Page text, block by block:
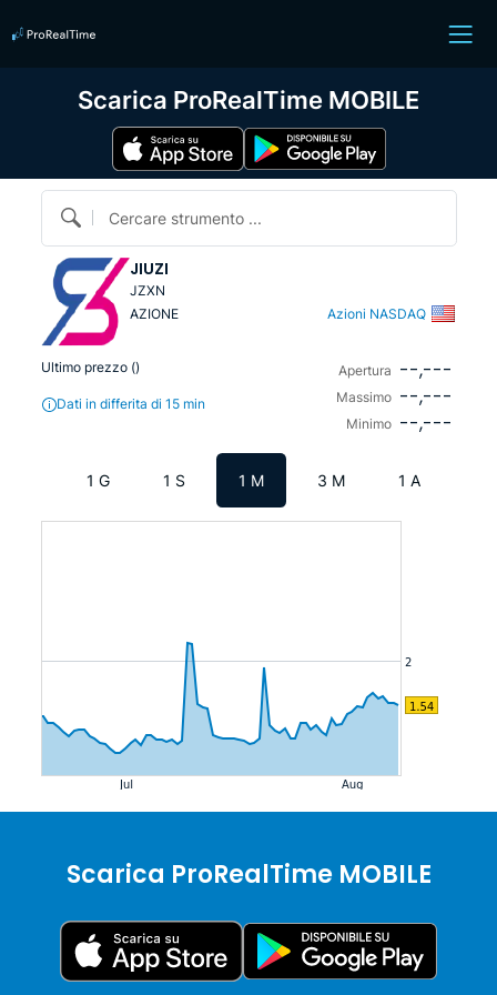
Cercare strumento ...
JIUZI
JZXN
AZIONE
Azioni NASDAQ
Ultimo prezzo ()
Dati in differita di 15 min
Apertura --,---
Massimo --,---
Minimo --,---
1 G 1 S 1 M 3 M 1 A
Scarica ProRealTime MOBILE
Scarica ProRealTime MOBILE